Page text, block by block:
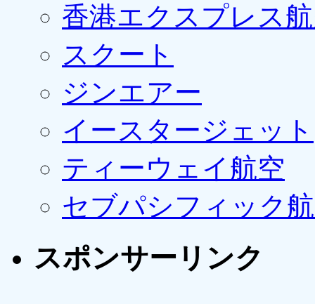
香港エクスプレス
スクート
ジンエアー
イースタージェット
ティーウェイ航空
セブパシフィック
スポンサーリンク